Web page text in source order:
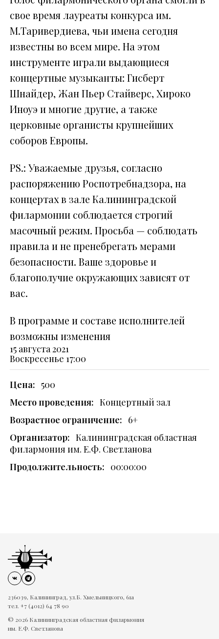
свое время лауреаты конкурса им.
М.Таривердиева, чьи имена сегодня
известны во всем мире. На этом
инструменте играли выдающиеся
концертные музыканты: Гисберт
Шнайдер, Жан Пьер Стайверс, Хироко
Иноуэ и многие другие, а также
церковные органисты крупнейших
соборов Европы.
PS.: Уважаемые друзья, согласно
распоряжению Роспотребнадзора, на
концертах в зале Калининградской
филармонии соблюдается строгий
масочный режим. Просьба — соблюдать
правила и не пренебрегать мерами
безопасности. Ваше здоровье и
благополучие окружающих зависят от
вас.
В программе и составе исполнителей
возможны изменения
15 августа 2021
Воскресенье 17:00
Цена: 500
Место проведения: Концертный зал
Возрастное ограничение: 6+
Организатор: Калининградская областная
филармония им. Е.Ф. Светланова
Продолжительность: 00:00:00
236039, Калининград, ул.Б. Хмельницкого, 61а
тел. +7 (4012) 64 78 90
© 2026 Калининградская областная филармония
им. Е.Ф. Светланова